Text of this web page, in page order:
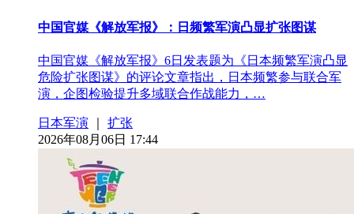
中国官媒《解放军报》：日频繁军演凸显扩张图谋
中国官媒《解放军报》6日发表题为《日本频繁军演凸显
危险扩张图谋》的评论文章指出，日本频繁参与联合军
演，企图检验提升多域联合作战能力，…
日本军演
扩张
2026年08月06日 17:44